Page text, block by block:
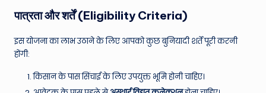
पात्रता और शर्तें (Eligibility Criteria)
इस योजना का लाभ उठाने के लिए आपको कुछ बुनियादी शर्तें पूरी करनी
होंगी:
किसान के पास सिंचाई के लिए उपयुक्त भूमि होनी चाहिए।